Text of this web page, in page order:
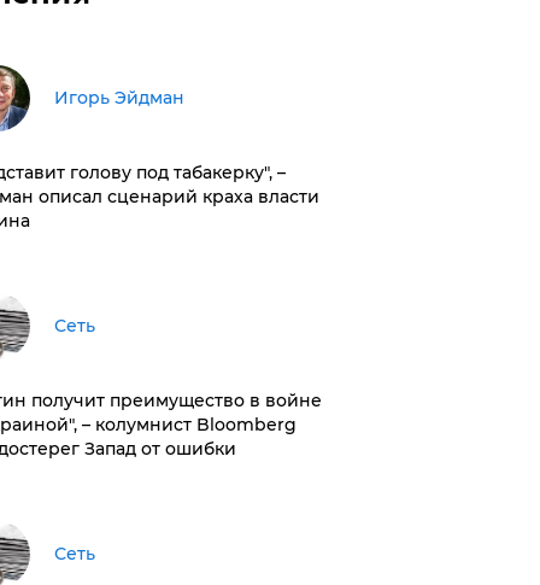
Игорь Эйдман
голову под табакерку", –
описал сценарий краха власти
Сеть
получит преимущество в войне
– колумнист Bloomberg
Запад от ошибки
Сеть